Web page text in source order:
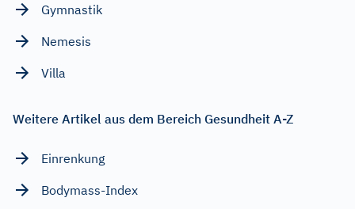
Gymnastik
Nemesis
Villa
Weitere Artikel aus dem Bereich Gesundheit A-Z
Einrenkung
Bodymass-Index